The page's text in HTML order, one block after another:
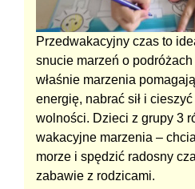
Przedwakacyjny czas to
snucie marzeń o
właśnie marzenia
energię, nabrać sił i
wolności. Dzieci z grupy 3
wakacyjne marzenia –
morze i spędzić radosny
zabawie z rodzicami.